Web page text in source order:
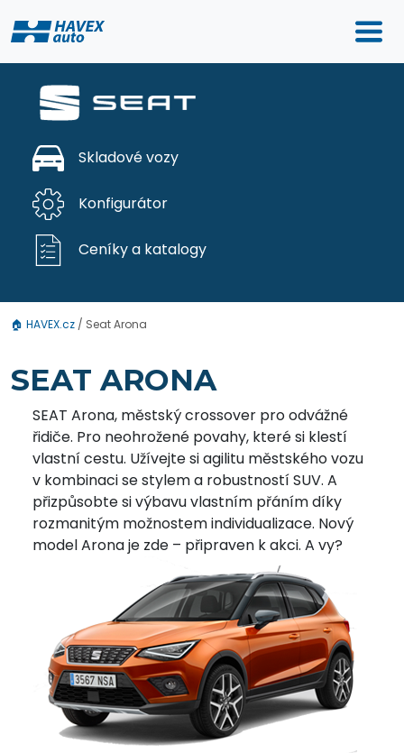
Skladové vozy
Konfigurátor
Ceníky a katalogy
🏠 HAVEX.cz / Seat Arona
SEAT ARONA
SEAT Arona, městský crossover pro odvážné
řidiče. Pro neohrožené povahy, které si klestí
vlastní cestu. Užívejte si agilitu městského vozu
v kombinaci se stylem a robustností SUV. A
přizpůsobte si výbavu vlastním přáním díky
rozmanitým možnostem individualizace. Nový
model Arona je zde – připraven k akci. A vy?